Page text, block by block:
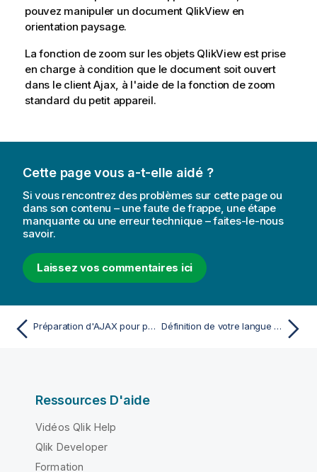
pouvez manipuler un document QlikView en
orientation paysage.
La fonction de zoom sur les objets QlikView est prise
en charge à condition que le document soit ouvert
dans le client Ajax, à l'aide de la fonction de zoom
standard du petit appareil.
Cette page vous a-t-elle aidé ?
Si vous rencontrez des problèmes sur cette page ou
dans son contenu – une faute de frappe, une étape
manquante ou une erreur technique – faites-le-nous
savoir.
Laissez vos commentaires ici
Préparation d'AJAX pour petits appareils Définition de votre langue préférée dans AccessPoint
Ressources D'aide
Vidéos Qlik Help
Qlik Developer
Formation